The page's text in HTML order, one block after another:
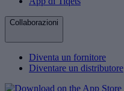
Collaborazioni
Diventa un fornitore
Diventare un distributore